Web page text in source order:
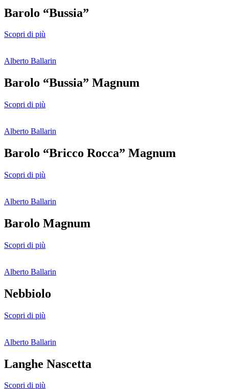
Barolo “Bussia”
Scopri di più
Alberto Ballarin
Barolo “Bussia” Magnum
Scopri di più
Alberto Ballarin
Barolo “Bricco Rocca” Magnum
Scopri di più
Alberto Ballarin
Barolo Magnum
Scopri di più
Alberto Ballarin
Nebbiolo
Scopri di più
Alberto Ballarin
Langhe Nascetta
Scopri di più